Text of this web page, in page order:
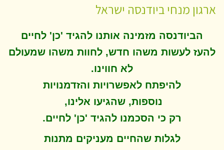
ארגון מנחי ביודנסה ישראל
הביודנסה מזמינה אותנו להגיד 'כן' לחיים
להעז לעשות משהו חדש, לחוות משהו שמעולם
לא חווינו.
להיפתח לאפשרויות והזדמנויות
נוספות, שהגיעו אלינו,
רק כי הסכמנו להגיד 'כן' לחיים.
לגלות שהחיים מעניקים מתנות